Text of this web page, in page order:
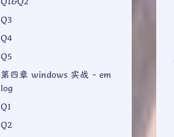
Q3
Q4
Q5
第四章 windows 实战 - em
log
Q1
Q2